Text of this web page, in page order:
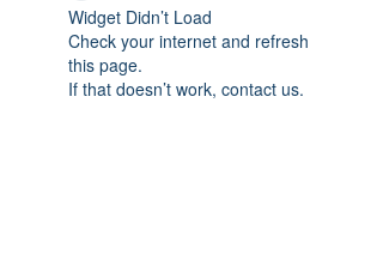
Widget Didn’t Load
Check your internet and refresh
this page.
If that doesn’t work, contact us.